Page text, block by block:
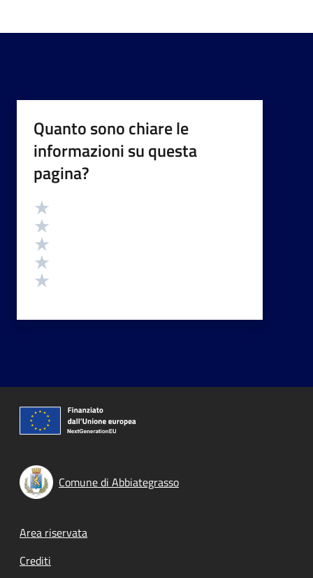
Quanto sono chiare le
informazioni su questa
pagina?
Valutazione
Comune di Abbiategrasso
Footer menu
Area riservata
Crediti